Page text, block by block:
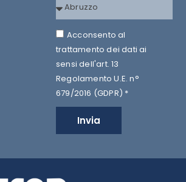
Acconsento al
trattamento dei dati ai
sensi dell'art. 13
Regolamento U.E. n°
679/2016 (GDPR) *
Invia